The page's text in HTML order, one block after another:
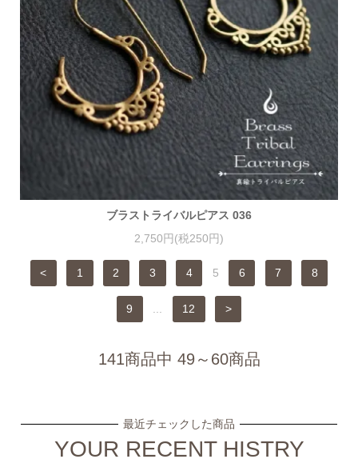
ブラストライバルピアス 036
2,750円(税250円)
< 1 2 3 4 5 6 7 8
9 ... 12 >
141商品中 49～60商品
最近チェックした商品
YOUR RECENT HISTRY